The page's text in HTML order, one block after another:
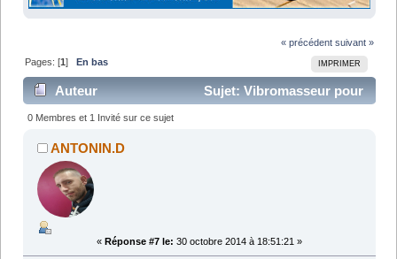
« précédent suivant »
IMPRIMER
Pages: [1] En bas
Auteur
Sujet: Vibromasseur pour
homme (Lu 16309 fois)
0 Membres et 1 Invité sur ce sujet
ANTONIN.D
« Réponse #7 le: 30 octobre 2014 à 18:51:21 »